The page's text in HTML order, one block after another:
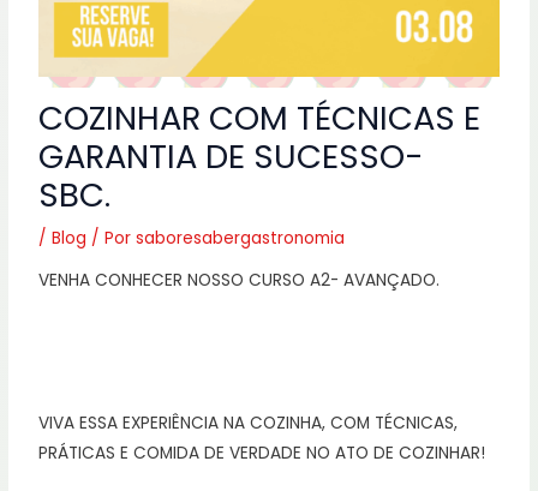
COZINHAR COM TÉCNICAS E
GARANTIA DE SUCESSO-
SBC.
/Blog / Porsaboresabergastronomia
VENHA CONHECER NOSSO CURSO A2- AVANÇADO.
VIVA ESSA EXPERIÊNCIA NA COZINHA, COM TÉCNICAS,
PRÁTICAS E COMIDA DE VERDADE NO ATO DE COZINHAR!